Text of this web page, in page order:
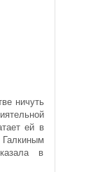
ничуть
ей в
в